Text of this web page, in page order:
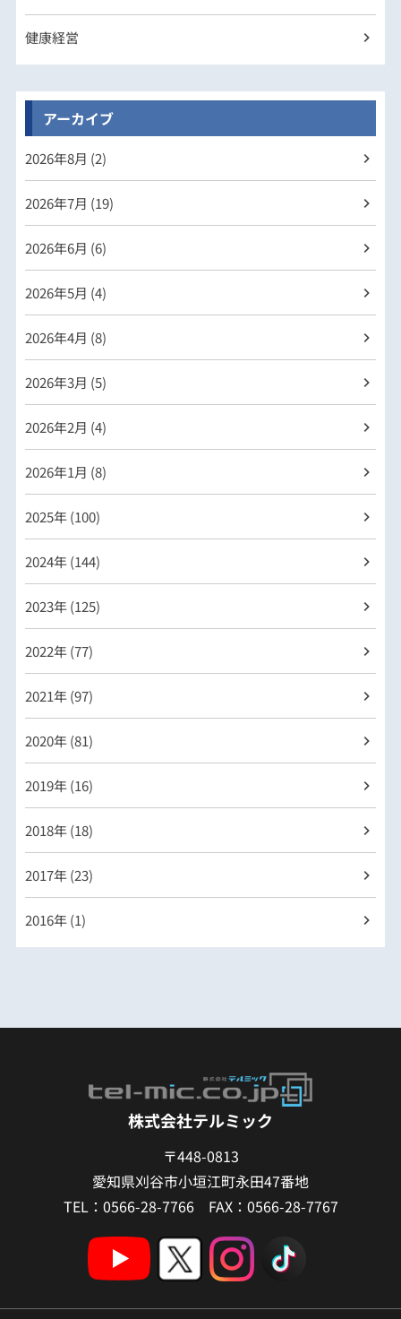
健康経営
アーカイブ
2026年8月 (2)
2026年7月 (19)
2026年6月 (6)
2026年5月 (4)
2026年4月 (8)
2026年3月 (5)
2026年2月 (4)
2026年1月 (8)
2025年 (100)
2024年 (144)
2023年 (125)
2022年 (77)
2021年 (97)
2020年 (81)
2019年 (16)
2018年 (18)
2017年 (23)
2016年 (1)
株式会社テルミック
〒448-0813
愛知県刈谷市小垣江町永田47番地
TEL：0566-28-7766 FAX：0566-28-7767